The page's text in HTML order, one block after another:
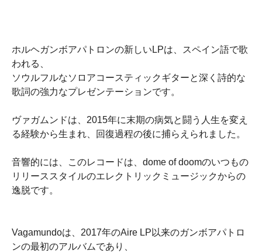
ホルヘガンボアパトロンの新しいLPは、スペイン語で歌
われる、
ソウルフルなソロアコースティックギターと深く詩的な
歌詞の強力なプレゼンテーションです。
ヴァガムンドは、2015年に末期の病気と闘う人生を変え
る経験から生まれ、回復過程の後に捕らえられました。
音響的には、このレコードは、dome of doomのいつもの
リリーススタイルのエレクトリックミュージックからの
逸脱です。
Vagamundoは、2017年のAire LP以来のガンボアパトロ
ンの最初のアルバムであり、